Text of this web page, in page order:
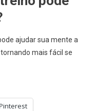
ajudar sua mente a
mais fácil se